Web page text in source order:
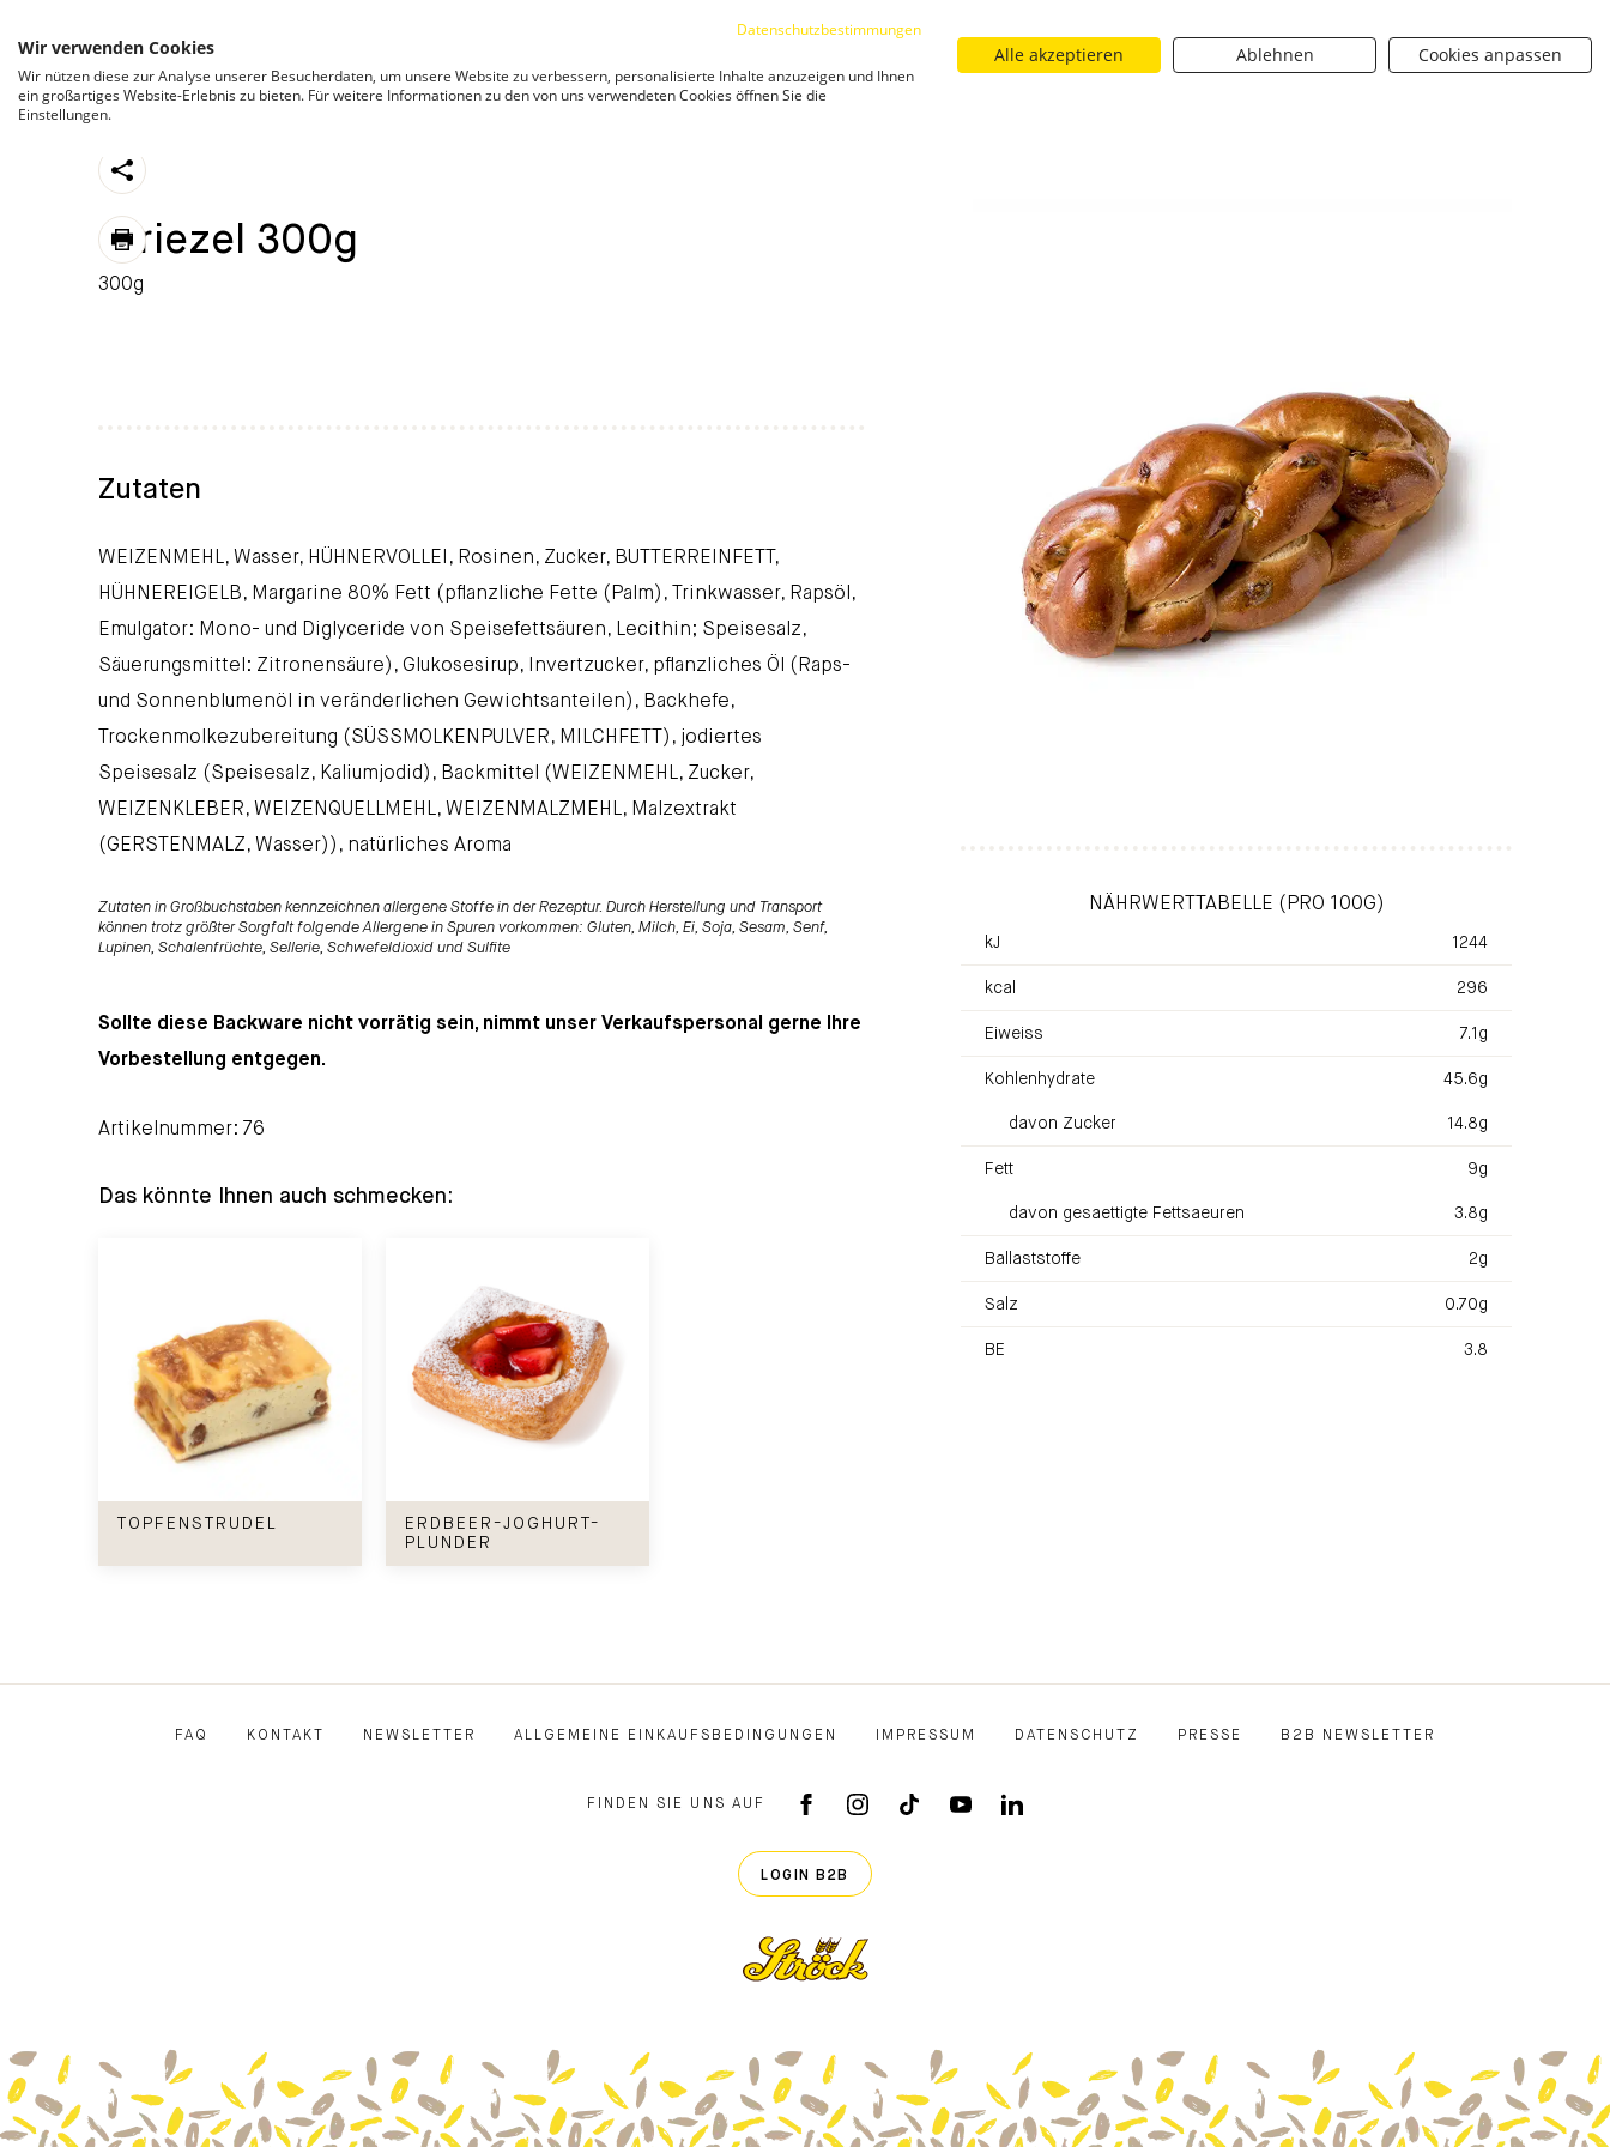
Sortiment Filialfinder Neuigkeiten Karriere Über uns BROTique
Suchen
https://stroeck.at/sortiment/striezel-300g/
Toogle share
print
Striezel 300g
300g
Zutaten
WEIZENMEHL, Wasser, HÜHNERVOLLEI, Rosinen, Zucker, BUTTERREINFETT,
HÜHNEREIGELB, Margarine 80% Fett (pflanzliche Fette (Palm), Trinkwasser, Rapsöl,
Emulgator: Mono- und Diglyceride von Speisefettsäuren, Lecithin; Speisesalz,
Säuerungsmittel: Zitronensäure), Glukosesirup, Invertzucker, pflanzliches Öl (Raps-
und Sonnenblumenöl in veränderlichen Gewichtsanteilen), Backhefe,
Trockenmolkezubereitung (SÜSSMOLKENPULVER, MILCHFETT), jodiertes
Speisesalz (Speisesalz, Kaliumjodid), Backmittel (WEIZENMEHL, Zucker,
WEIZENKLEBER, WEIZENQUELLMEHL, WEIZENMALZMEHL, Malzextrakt
(GERSTENMALZ, Wasser)), natürliches Aroma
Zutaten in Großbuchstaben kennzeichnen allergene Stoffe in der Rezeptur. Durch Herstellung und Transport
können trotz größter Sorgfalt folgende Allergene in Spuren vorkommen: Gluten, Milch, Ei, Soja, Sesam, Senf,
Lupinen, Schalenfrüchte, Sellerie, Schwefeldioxid und Sulfite
Sollte diese Backware nicht vorrätig sein, nimmt unser Verkaufspersonal gerne Ihre
Vorbestellung entgegen.
Artikelnummer: 76
Das könnte Ihnen auch schmecken:
Topfenstrudel
TOPFENSTRUDEL Erdbeer-Joghurt-Plunder
ERDBEER-JOGHURT-
PLUNDER
NÄHRWERTTABELLE (PRO 100G)
kJ 1244
kcal 296
Eiweiss 7.1g
Kohlenhydrate 45.6g
davon Zucker 14.8g
Fett 9g
davon gesaettigte Fettsaeuren 3.8g
Ballaststoffe 2g
Salz 0.70g
BE 3.8
FAQ KONTAKT NEWSLETTER ALLGEMEINE EINKAUFSBEDINGUNGEN IMPRESSUM DATENSCHUTZ PRESSE B2B NEWSLETTER
FINDEN SIE UNS AUF
FACEBOOK APP
INSTAGRAM
TIKTOKYOUTUBE
LINKEDIN
LOGIN B2B
Datenschutzbestimmungen
Wir verwenden Cookies
Wir nützen diese zur Analyse unserer Besucherdaten, um unsere Website zu verbessern, personalisierte Inhalte anzuzeigen und Ihnen
ein großartiges Website-Erlebnis zu bieten. Für weitere Informationen zu den von uns verwendeten Cookies öffnen Sie die
Einstellungen.
Alle akzeptieren Ablehnen Cookies anpassen